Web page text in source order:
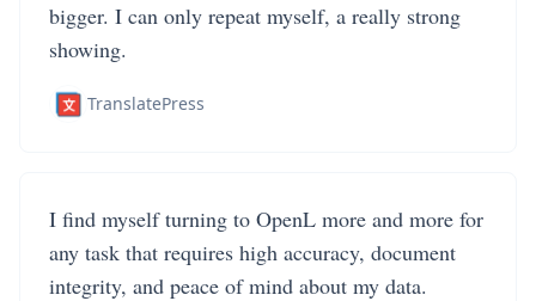
bigger. I can only repeat myself, a really strong
showing.
TranslatePress
I find myself turning to OpenL more and more for
any task that requires high accuracy, document
integrity, and peace of mind about my data.